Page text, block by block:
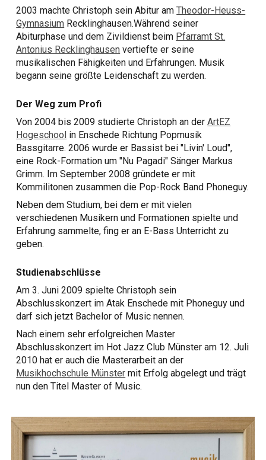
2003 machte Christoph sein Abitur amTheodor-Heuss-
Gymnasium Recklinghausen.Während seiner
Abiturphase und dem Zivildienst beim Pfarramt St.
Antonius Recklinghausen vertiefte er seine
musikalischen Fähigkeiten und Erfahrungen. Musik
begann seine größte Leidenschaft zu werden.
Der Weg zum Profi
Von 2004 bis 2009 studierte Christoph an derArtEZ
Hogeschool in Enschede Richtung Popmusik
Bassgitarre. 2006 wurde er Bassist bei "Livin' Loud",
eine Rock-Formation um "Nu Pagadi" Sänger Markus
Grimm. Im September 2008 gründete er mit
Kommilitonen zusammen die Pop-Rock Band Phoneguy.
Neben dem Studium, bei dem er mit vielen
verschiedenen Musikern und Formationen spielte und
Erfahrung sammelte, fing er an E-Bass Unterricht zu
geben.
Studienabschlüsse
Am 3. Juni 2009 spielte Christoph sein
Abschlusskonzert im Atak Enschede mit Phoneguy und
darf sich jetzt Bachelor of Music nennen.
Nach einem sehr erfolgreichen Master
Abschlusskonzert im Hot Jazz Club Münster am 12. Juli
2010 hat er auch die Masterarbeit an der
Musikhochschule Münster mit Erfolg abgelegt und trägt
nun den Titel Master of Music.